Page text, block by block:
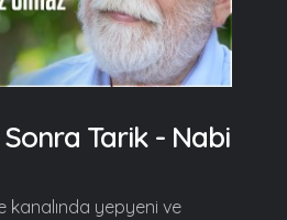
Tarik - Nabi
kanalında yepyeni ve